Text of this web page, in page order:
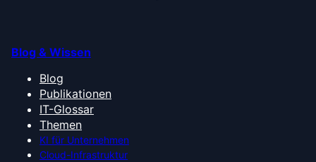
Blog & Wissen
Blog
Publikationen
IT-Glossar
Themen
KI für Unternehmen
Cloud-Infrastruktur